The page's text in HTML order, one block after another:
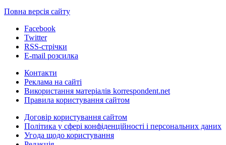
Повна версія сайту
Facebook
Twitter
RSS-стрічки
E-mail розсилка
Контакти
Реклама на сайті
Використання матеріалів korrespondent.net
Правила користування сайтом
Договір користування сайтом
Політика у сфері конфіденційності і персональних даних
Угода щодо користування